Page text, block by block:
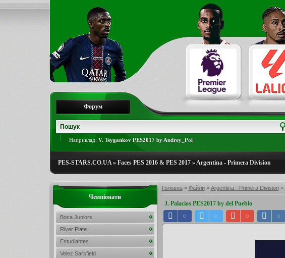
Форум
Наприклад: V. Tsygankov PES2017 by Andrey_Pol
PES-STARS.CO.UA» Faces PES 2016 & PES 2017»Argentina - Primera Division
Головна» Файли» Argentina - Primera Division»
J. Palacios PES2017 by del Pueblo
Чемпіонати
Boca Juniors
River Plate
Estudiantes
Velez Sarsfield